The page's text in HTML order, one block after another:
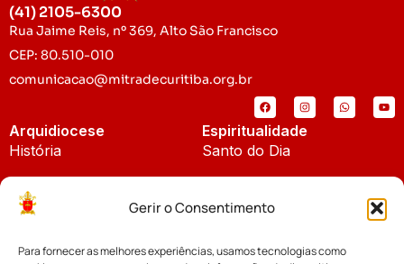
Gerir o Consentimento
Para fornecer as melhores experiências, usamos tecnologias como
(41) 2105-6300
Rua Jaime Reis, nº 369, Alto São Francisco
CEP: 80.510-010
comunicacao@mitradecuritiba.org.br
Arquidiocese
História
Padroeira
Espiritualidade
Santo do Dia
Notícias
Cúria Diocesana